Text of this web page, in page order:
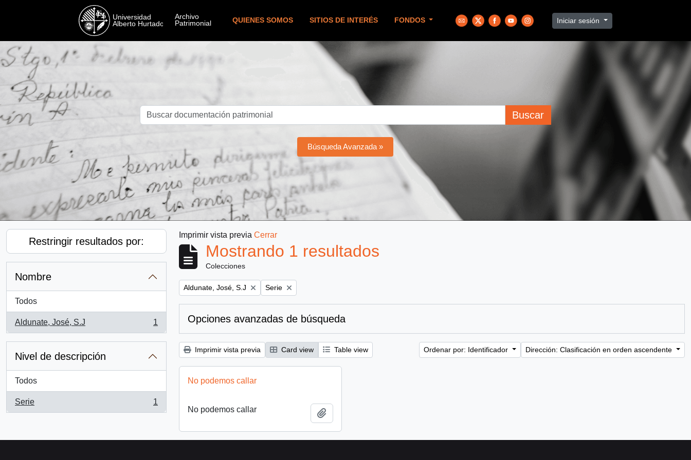
QUIENES SOMOS SITIOS DE INTERÉS FONDOS Iniciar sesión
Buscar
Búsqueda Avanzada »
Restringir resultados por:
Nombre
Todos
Aldunate, José, S.J
, 1 resultados
1
Nivel de descripción
Todos
Serie
, 1 resultados
1
Imprimir vista previa Cerrar
Mostrando 1 resultados
Colecciones
Remove filter:
Aldunate, José, S.J Remove filter:
Serie
Opciones avanzadas de búsqueda
Imprimir vista previa Card view Table view Ordenar por: Identificador Dirección: Clasificación en orden ascendente
No podemos callar
No podemos callar